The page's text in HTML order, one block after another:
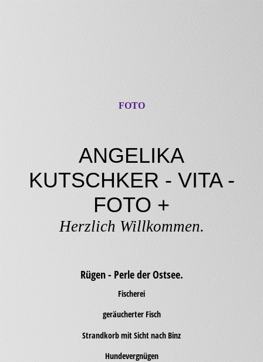
FOTO
ANGELIKA
KUTSCHKER - VITA -
FOTO +
Herzlich Willkommen.
Rügen - Perle der Ostsee.
Fischerei
geräucherter Fisch
Strandkorb mit Sicht nach Binz
Hundevergnügen